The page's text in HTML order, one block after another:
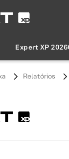
Expert XP 2026
Relatórios